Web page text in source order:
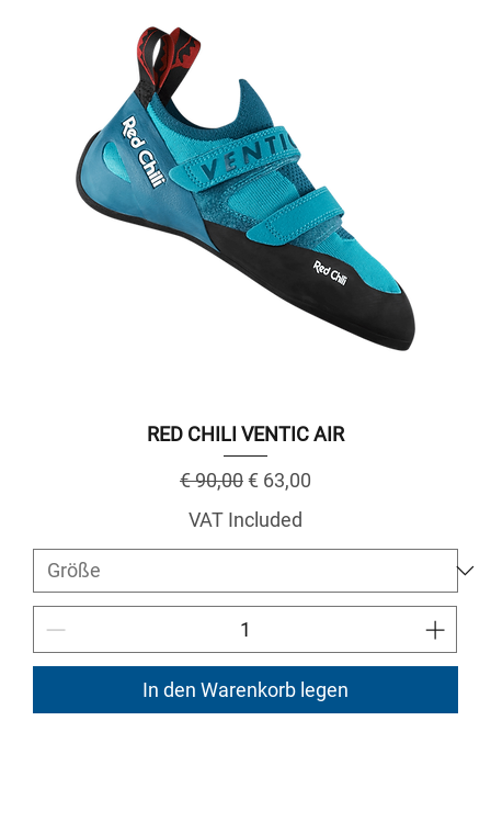
RED CHILI VENTIC AIR
Regular Price
€ 90,00Sale Price
€ 63,00
VAT Included
In den Warenkorb legen